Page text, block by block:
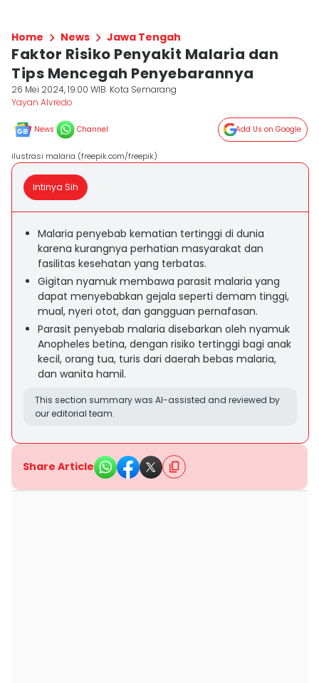
Home News Jawa Tengah
Faktor Risiko Penyakit Malaria dan
Tips Mencegah Penyebarannya
26 Mei 2024, 19:00 WIB Kota Semarang
Yayan Alvredo
News Channel Add Us on Google
ilustrasi malaria (freepik.com/freepik)
Intinya Sih
Malaria penyebab kematian tertinggi di dunia
karena kurangnya perhatian masyarakat dan
fasilitas kesehatan yang terbatas.
Gigitan nyamuk membawa parasit malaria yang
dapat menyebabkan gejala seperti demam tinggi,
mual, nyeri otot, dan gangguan pernafasan.
Parasit penyebab malaria disebarkan oleh nyamuk
Anopheles betina, dengan risiko tertinggi bagi anak
kecil, orang tua, turis dari daerah bebas malaria,
dan wanita hamil.
This section summary was AI-assisted and reviewed by
our editorial team.
Share Article